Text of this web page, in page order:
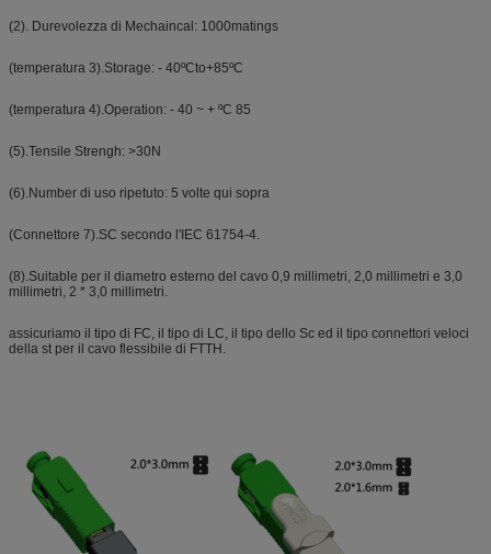
(2). Durevolezza di Mechaincal: 1000matings
(temperatura 3).Storage: - 40ºCto+85ºC
(temperatura 4).Operation: - 40 ~ + ºC 85
(5).Tensile Strengh: >30N
(6).Number di uso ripetuto: 5 volte qui sopra
(Connettore 7).SC secondo l'IEC 61754-4.
(8).Suitable per il diametro esterno del cavo 0,9 millimetri, 2,0 millimetri e 3,0
millimetri, 2 * 3,0 millimetri.
assicuriamo il tipo di FC, il tipo di LC, il tipo dello Sc ed il tipo connettori veloci
della st per il cavo flessibile di FTTH.